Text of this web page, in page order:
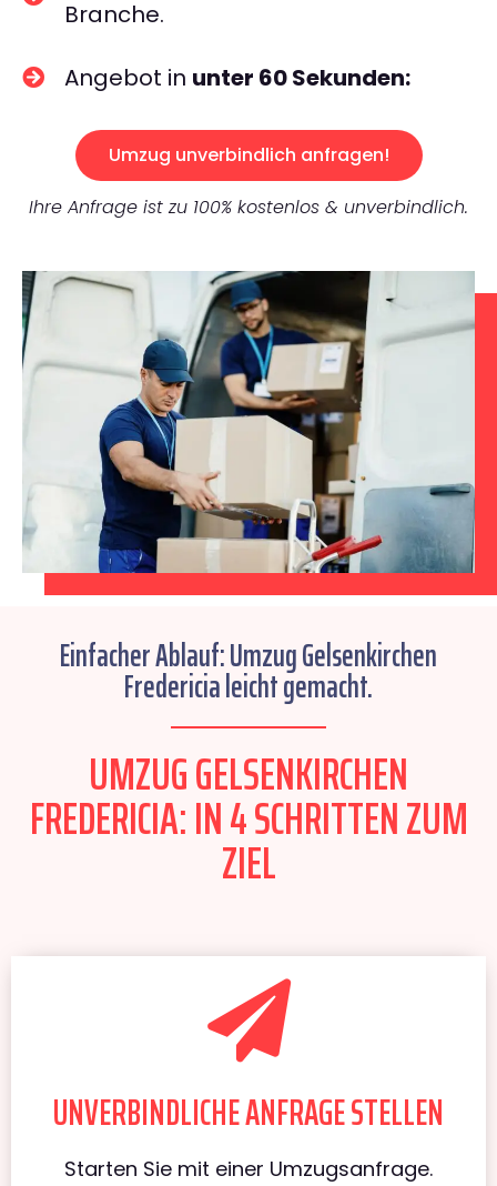
Branche.
Angebot in unter 60 Sekunden:
Umzug unverbindlich anfragen!
Ihre Anfrage ist zu 100% kostenlos & unverbindlich.
Einfacher Ablauf: Umzug Gelsenkirchen
Fredericia leicht gemacht.
UMZUG GELSENKIRCHEN
FREDERICIA: IN 4 SCHRITTEN ZUM
ZIEL
UNVERBINDLICHE ANFRAGE STELLEN
Starten Sie mit einer Umzugsanfrage.